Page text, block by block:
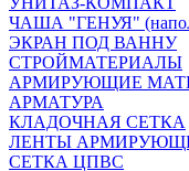
ЧАША "ГЕНУЯ"
ЭКРАН ПОД ВАННУ
СТРОЙМАТЕРИАЛЫ
АРМИРУЮЩИЕ
АРМАТУРА
КЛАДОЧНАЯ СЕТКА
ЛЕНТЫ
СЕТКА ЦПВС